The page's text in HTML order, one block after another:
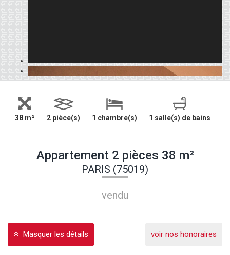
38 m² 2 pièce(s) 1 chambre(s) 1 salle(s) de bains
Appartement 2 pièces 38 m²
PARIS (75019)
vendu
Masquer les détails voir nos honoraires